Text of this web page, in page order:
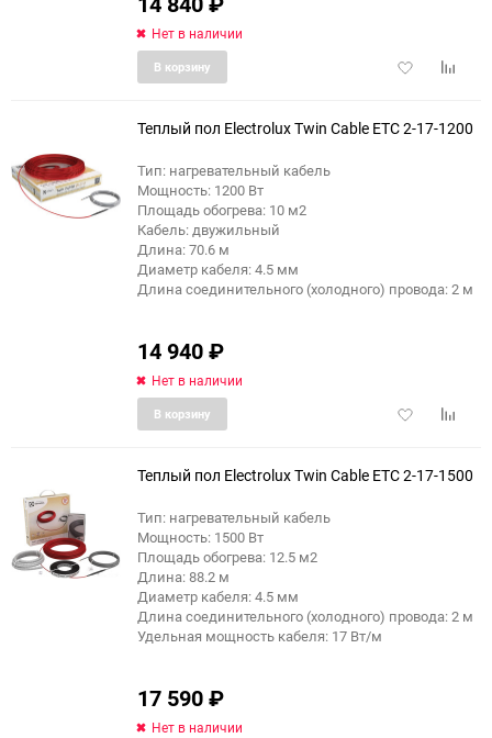
Нет в наличии
Добавить
В корзину
Теплый пол Electrolux Twin Cable ETC 2-17-1200
Тип: нагревательный кабель
Мощность: 1200 Вт
Площадь обогрева: 10 м2
Кабель: двужильный
Длина: 70.6 м
Диаметр кабеля: 4.5 мм
Длина соединительного (холодного) провода: 2 м
14 940₽
Нет в наличии
Добавить
В корзину
Теплый пол Electrolux Twin Cable ETC 2-17-1500
Тип: нагревательный кабель
Мощность: 1500 Вт
Площадь обогрева: 12.5 м2
Длина: 88.2 м
Диаметр кабеля: 4.5 мм
Длина соединительного (холодного) провода: 2 м
Удельная мощность кабеля: 17 Вт/м
17 590₽
Нет в наличии